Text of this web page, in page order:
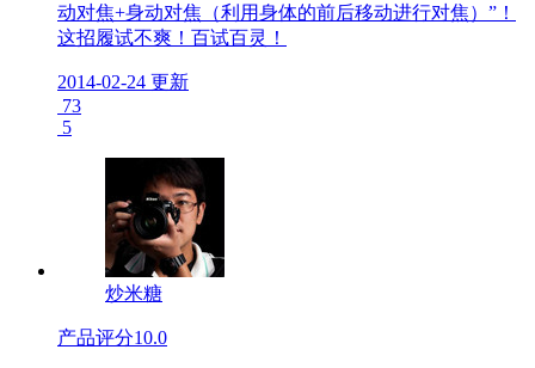
动对焦+身动对焦（利用身体的前后移动进行对焦）”！
这招履试不爽！百试百灵！
2014-02-24 更新
73
5
炒米糖
产品评分10.0